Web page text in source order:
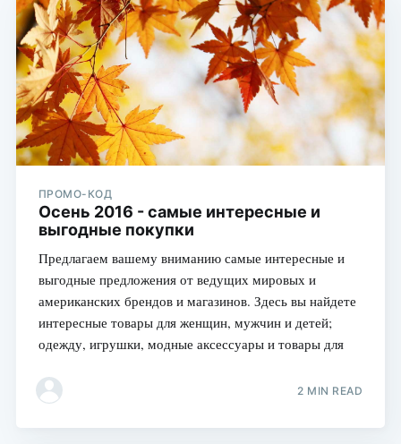
ПРОМО-КОД
Осень 2016 - самые интересные и
выгодные покупки
Предлагаем вашему вниманию самые интересные и
выгодные предложения от ведущих мировых и
американских брендов и магазинов. Здесь вы найдете
интересные товары для женщин, мужчин и детей;
одежду, игрушки, модные аксессуары и товары для
2 MIN READ